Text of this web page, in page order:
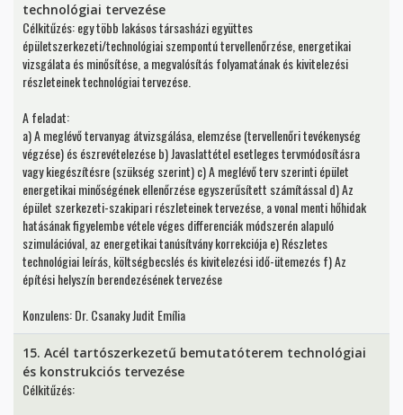
technológiai tervezése
Célkitűzés: egy több lakásos társasházi együttes
épületszerkezeti/technológiai szempontú tervellenőrzése, energetikai
vizsgálata és minősítése, a megvalósítás folyamatának és kivitelezési
részleteinek technológiai tervezése.
A feladat:
a) A meglévő tervanyag átvizsgálása, elemzése (tervellenőri tevékenység
végzése) és észrevételezése b) Javaslattétel esetleges tervmódosításra
vagy kiegészítésre (szükség szerint) c) A meglévő terv szerinti épület
energetikai minőségének ellenőrzése egyszerűsített számítással d) Az
épület szerkezeti-szakipari részleteinek tervezése, a vonal menti hőhidak
hatásának figyelembe vétele véges differenciák módszerén alapuló
szimulációval, az energetikai tanúsítvány korrekciója e) Részletes
technológiai leírás, költségbecslés és kivitelezési idő-ütemezés f) Az
építési helyszín berendezésének tervezése
Konzulens: Dr. Csanaky Judit Emília
15. Acél tartószerkezetű bemutatóterem technológiai
és konstrukciós tervezése
Célkitűzés: